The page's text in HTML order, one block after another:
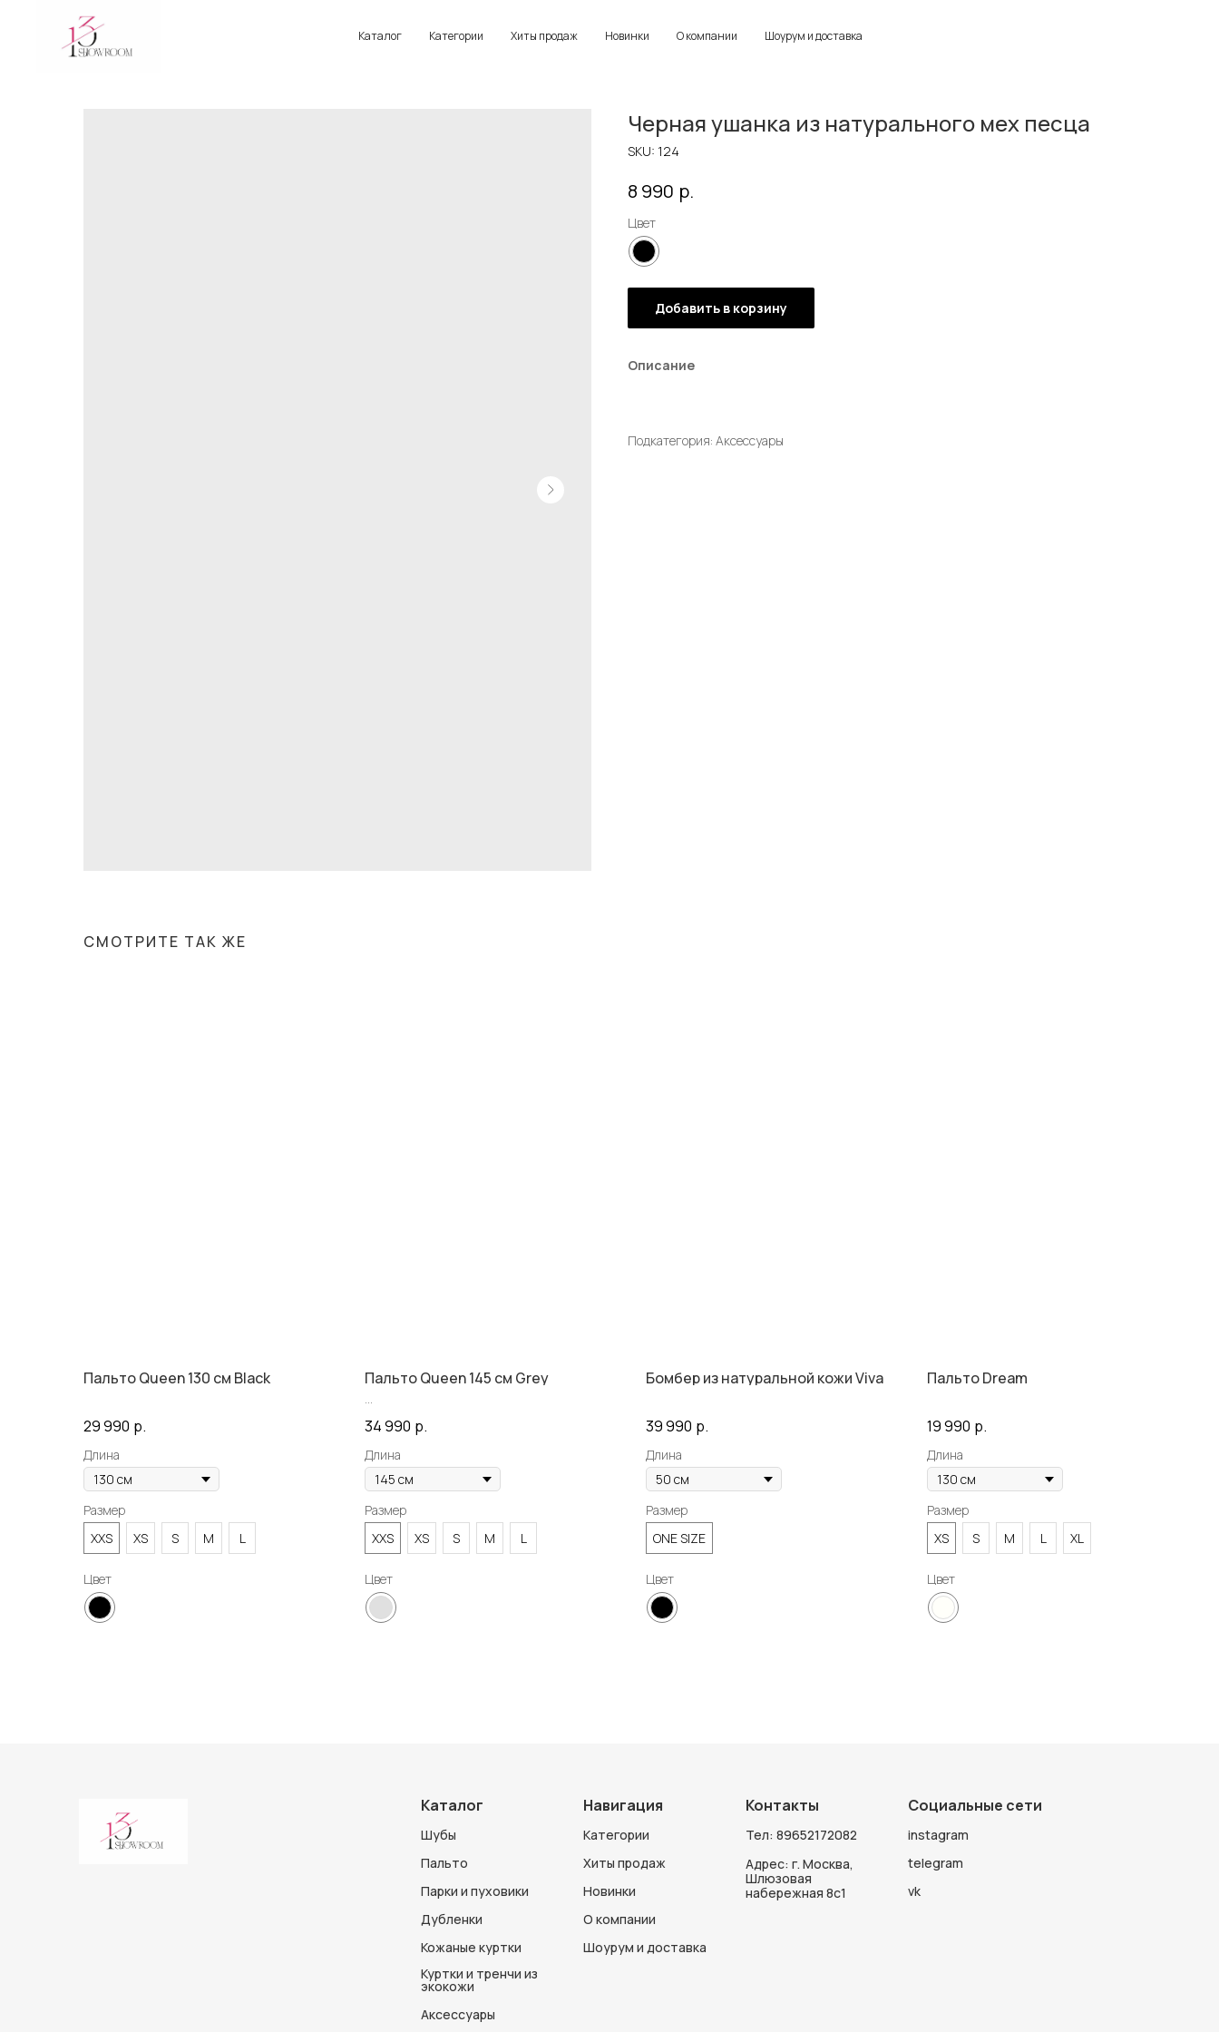
Каталог Категории Хиты продаж Новинки О компании Шоурум и доставка
Черная ушанка из натурального мех песца
SKU: 124
8 990 р.
Цвет
Добавить в корзину
Описание
Подкатегория: Аксессуары
СМОТРИТЕ ТАК ЖЕ
Пальто Queen 130 см Black
29 990 р.
Длина
Размер
XXS
XS S M L
Цвет
Пальто Queen 145 см Grey
34 990 р.
Длина
Размер
XXS
XS S M L
Цвет
Бомбер из натуральной кожи Viva
39 990 р.
Длина
Размер
ONE SIZE
Цвет
Пальто Dream
19 990 р.
Длина
Размер
XS
S M L XL
Цвет
Каталог
Шубы
Пальто
Парки и пуховики
Дубленки
Кожаные куртки
Куртки и тренчи из
экокожи
Аксессуары
Навигация
Категории
Хиты продаж
Новинки
О компании
Шоурум и доставка
Контакты
Тел: 89652172082
Адрес: г. Москва,
Шлюзовая
набережная 8с1
Социальные сети
instagram
telegram
vk